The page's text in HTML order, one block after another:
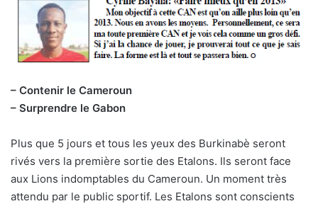
– Contenir le Cameroun
– Surprendre le Gabon
Plus que 5 jours et tous les yeux des Burkinabè seront
rivés vers la première sortie des Etalons. Ils seront face
aux Lions indomptables du Cameroun. Un moment très
attendu par le public sportif. Les Etalons sont conscients